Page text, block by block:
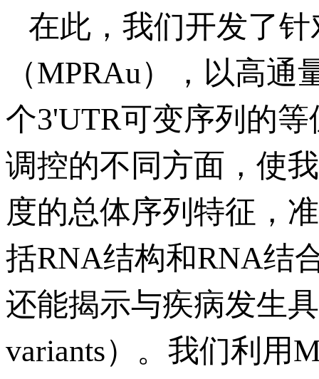
在此，我们开发了
（MPRAu），以高
个3'UTR可变序列的
调控的不同方面，使
度的总体序列特征，
括RNA结构和RNA结
还能揭示与疾病发生
variants）。我们利用